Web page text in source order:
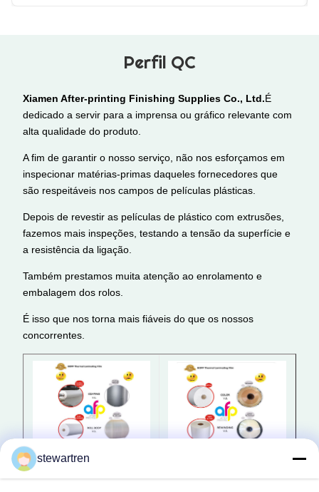
Perfil QC
Xiamen After-printing Finishing Supplies Co., Ltd.É
dedicado a servir para a imprensa ou gráfico relevante com
alta qualidade do produto.
A fim de garantir o nosso serviço, não nos esforçamos em
inspecionar matérias-primas daqueles fornecedores que
são respeitáveis nos campos de películas plásticas.
Depois de revestir as películas de plástico com extrusões,
fazemos mais inspeções, testando a tensão da superfície e
a resistência da ligação.
Também prestamos muita atenção ao enrolamento e
embalagem dos rolos.
É isso que nos torna mais fiáveis do que os nossos
concorrentes.
stewartren